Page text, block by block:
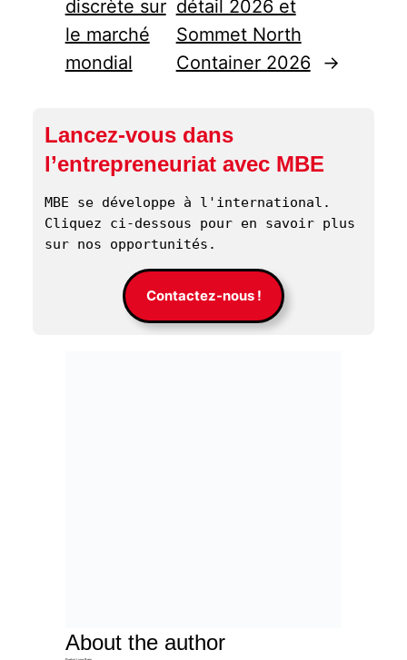
discrète sur
le marché
mondial
détail 2026 et
Sommet North
Container 2026
→
Lancez-vous dans
l’entrepreneuriat avec MBE
MBE se développe à l'international.
Cliquez ci-dessous pour en savoir plus
sur nos opportunités.
Contactez-nous !
About the author